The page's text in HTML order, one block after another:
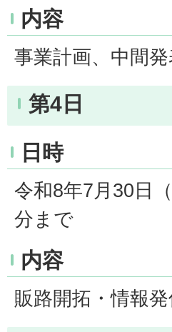
内容
事業計画、中間発
第4日
日時
令和8年7月30日
分まで
内容
販路開拓・情報